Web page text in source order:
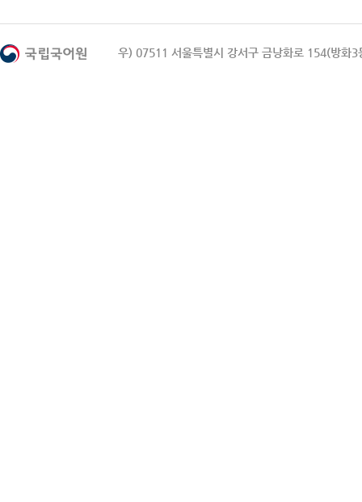
우) 07511 서울특별시 강서구 금낭화로 154(방화3